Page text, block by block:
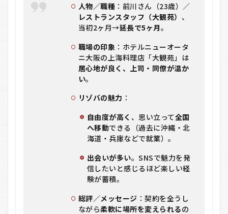
人物／職種 ：前川さん（23歳）／
レストランスタッフ（大観苑） 、
当初2ヶ月→延長で5ヶ月。
職場の印象 ：ホテルニューオータ
ニ大阪の上海料理店「大観苑」は
居心地が良く、上司・同僚が温か
い。
リゾバの魅力 ：
自由度が高く 、思い立って全国
へ移動できる（過去に沖縄・北
海道・兵庫などで就業）。
出会いが多い。SNSで魅力を発
信したいと感じるほど楽しい経
験が蓄積。
総評／メッセージ ：契約を全うし
ながら柔軟に場所を変えられるの